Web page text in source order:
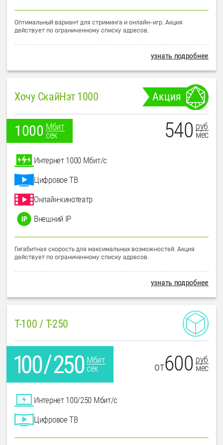
Оптимальный вариант для стриминга и онлайн-игр. Акция
действует по ограниченному списку адресов.
узнать подробнее
Хочу СкайНэт 1000 Акция
1000 Мбит
сек
540 руб
мес
Интернет 1000 Мбит/с
Цифровое ТВ
Онлайн-кинотеатр
Внешний IP
Гигабитная скорость для максимальных возможностей. Акция
действует по ограниченному списку адресов.
узнать подробнее
T-100 / T-250
Мбит
сек
от600 руб
мес
Интернет 100/250 Мбит/с
Цифровое ТВ